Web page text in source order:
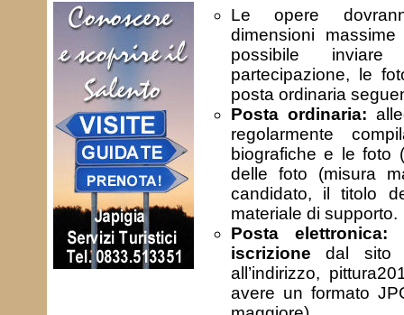
Le opere
dimensioni
possibile
partecipazione, le
posta ordinaria
Posta ordinaria:
regolarmente
biografiche e le foto
delle foto (misura
candidato, il titolo
materiale di supporto.
Posta elettronica:
iscrizione dal sito
all’indirizzo,
avere un formato